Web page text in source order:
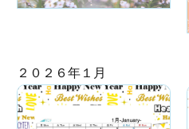
２０２６年１月